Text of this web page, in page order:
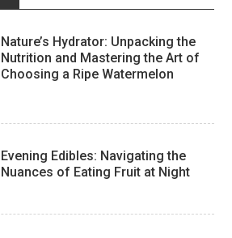
Nature’s Hydrator: Unpacking the
Nutrition and Mastering the Art of
Choosing a Ripe Watermelon
Evening Edibles: Navigating the
Nuances of Eating Fruit at Night